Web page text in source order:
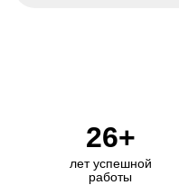
26+
лет успешной
работы